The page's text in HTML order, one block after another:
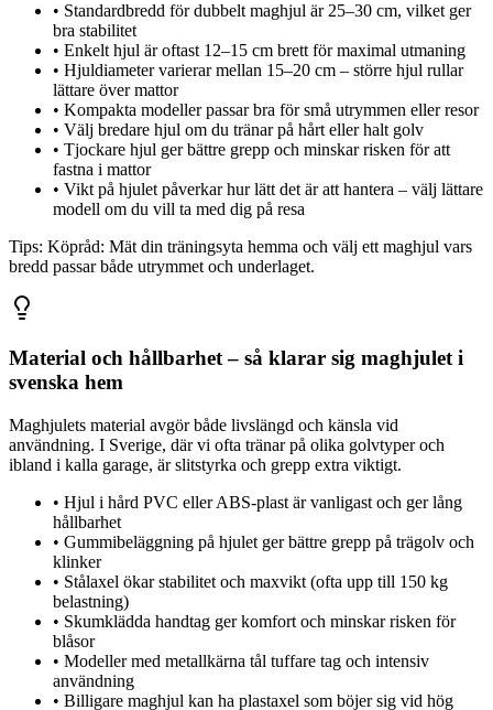
• Standardbredd för dubbelt maghjul är 25–30 cm, vilket ger
bra stabilitet
• Enkelt hjul är oftast 12–15 cm brett för maximal utmaning
• Hjuldiameter varierar mellan 15–20 cm – större hjul rullar
lättare över mattor
• Kompakta modeller passar bra för små utrymmen eller resor
• Välj bredare hjul om du tränar på hårt eller halt golv
• Tjockare hjul ger bättre grepp och minskar risken för att
fastna i mattor
• Vikt på hjulet påverkar hur lätt det är att hantera – välj lättare
modell om du vill ta med dig på resa
Tips: Köpråd: Mät din träningsyta hemma och välj ett maghjul vars
bredd passar både utrymmet och underlaget.
Material och hållbarhet – så klarar sig maghjulet i
svenska hem
Maghjulets material avgör både livslängd och känsla vid
användning. I Sverige, där vi ofta tränar på olika golvtyper och
ibland i kalla garage, är slitstyrka och grepp extra viktigt.
• Hjul i hård PVC eller ABS-plast är vanligast och ger lång
hållbarhet
• Gummibeläggning på hjulet ger bättre grepp på trägolv och
klinker
• Stålaxel ökar stabilitet och maxvikt (ofta upp till 150 kg
belastning)
• Skumklädda handtag ger komfort och minskar risken för
blåsor
• Modeller med metallkärna tål tuffare tag och intensiv
användning
• Billigare maghjul kan ha plastaxel som böjer sig vid hög